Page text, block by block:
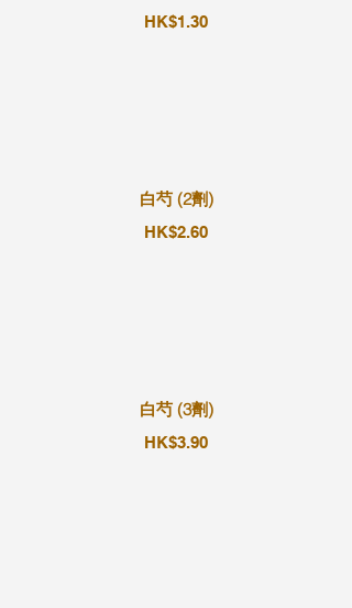
HK$1.30
白芍 (2劑)
HK$2.60
白芍 (3劑)
HK$3.90